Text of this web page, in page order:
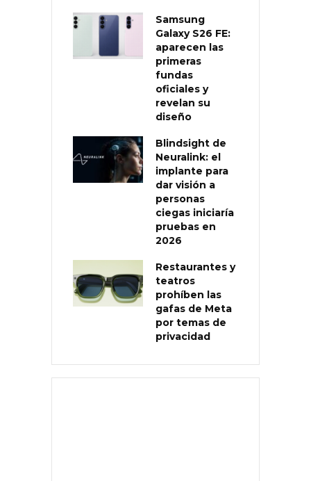
Samsung
Galaxy S26 FE:
aparecen las
primeras
fundas
oficiales y
revelan su
diseño
Blindsight de
Neuralink: el
implante para
dar visión a
personas
ciegas iniciaría
pruebas en
2026
Restaurantes y
teatros
prohíben las
gafas de Meta
por temas de
privacidad